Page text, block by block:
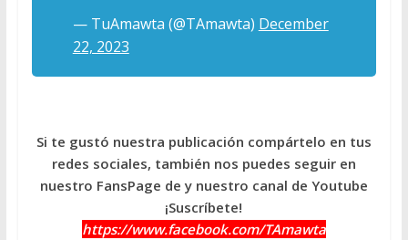
— TuAmawta (@TAmawta) December
22, 2023
Si te gustó nuestra publicación compártelo en tus
redes sociales, también nos puedes seguir en
nuestro FansPage de y nuestro canal de Youtube
¡Suscríbete!
https://www.facebook.com/TAmawta